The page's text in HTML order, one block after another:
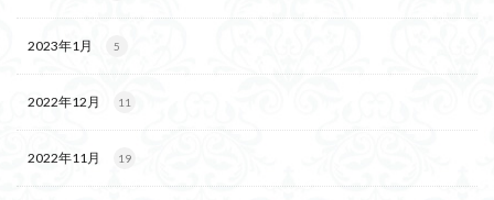
2023年1月 5
2022年12月 11
2022年11月 19